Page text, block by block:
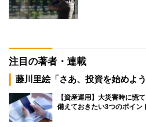
注目の著者・連載
藤川里絵「さあ、投資を始めよう
【資産運用】大災害時に慌
備えておきたい3つのポイ